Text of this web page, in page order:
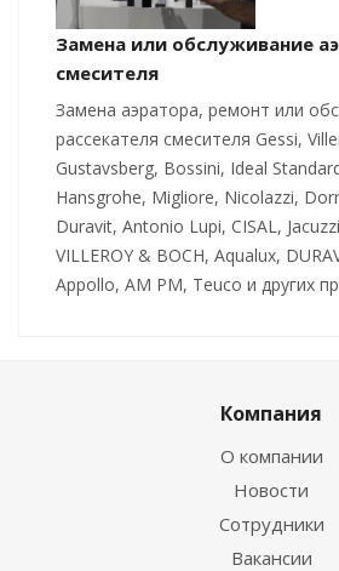
Замена или обслуживание
смесителя
Замена аэратора, ремонт или
рассекателя смесителя Gessi,
Gustavsberg, Bossini, Ideal
Hansgrohe, Migliore, Nicolazzi,
Duravit, Antonio Lupi, CISAL,
VILLEROY & BOCH, Aqualux,
Appollo, AM PM, Teuco и других
Компания
О компании
Новости
Сотрудники
Вакансии